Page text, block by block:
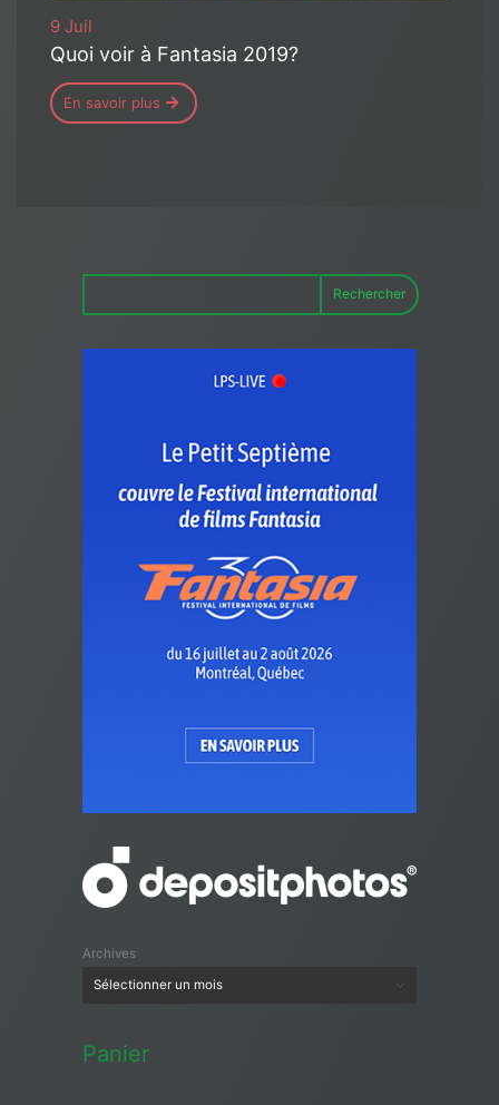
9 Juil
Quoi voir à Fantasia 2019?
En savoir plus
Rechercher
Archives
Panier